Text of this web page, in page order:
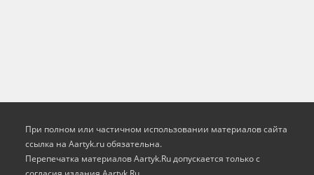
При полном или частичном использовании материалов сайта
ссылка на Aartyk.ru oбязательна.
Перепечатка материалов Aartyk.Ru допускается только с